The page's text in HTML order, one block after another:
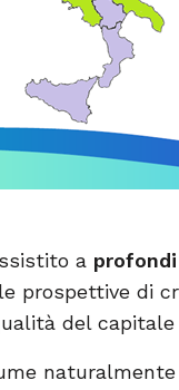
a
prospettive di
del capitale